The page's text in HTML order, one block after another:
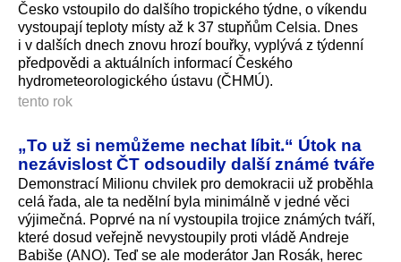
Česko vstoupilo do dalšího tropického týdne, o víkendu
vystoupají teploty místy až k 37 stupňům Celsia. Dnes
i v dalších dnech znovu hrozí bouřky, vyplývá z týdenní
předpovědi a aktuálních informací Českého
hydrometeorolo­gického ústavu (ČHMÚ).
tento rok
„To už si nemůžeme nechat líbit.“ Útok na
nezávislost ČT odsoudily další známé tváře
Demonstrací Milionu chvilek pro demokracii už proběhla
celá řada, ale ta nedělní byla minimálně v jedné věci
výjimečná. Poprvé na ní vystoupila trojice známých tváří,
které dosud veřejně nevystoupily proti vládě Andreje
Babiše (ANO). Teď se ale moderátor Jan Rosák, herec